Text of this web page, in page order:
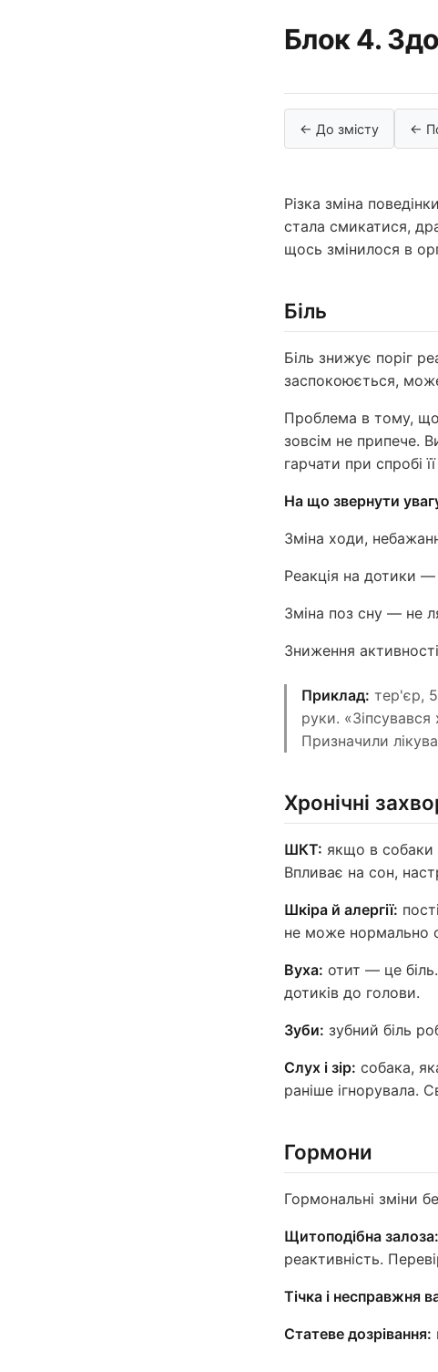
Блок 4.
← До змісту ←
Різка зміна
стала смикатися,
щось змінилося в
Біль
Біль знижує поріг
заспокоюється,
Проблема в тому, що
зовсім не припече.
гарчати при спробі
На що звернути
Зміна ходи,
Реакція на дотики
Зміна поз сну — не
Зниження
Приклад: тер'єр,
руки.
Призначили
Хронічні
ШКТ: якщо в собаки
Впливає на сон,
Шкіра й алергії:
не може нормально
Вуха: отит — це
дотиків до голови.
Зуби: зубний біль
Слух і зір: собака,
раніше ігнорувала.
Гормони
Гормональні зміни
Щитоподібна залоза:
реактивність.
Тічка і несправжня
Статеве дозрівання: